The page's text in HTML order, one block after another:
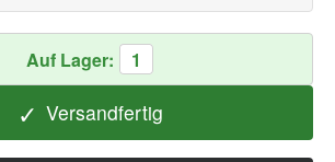
Auf Lager: 1
✓ Versandfertig